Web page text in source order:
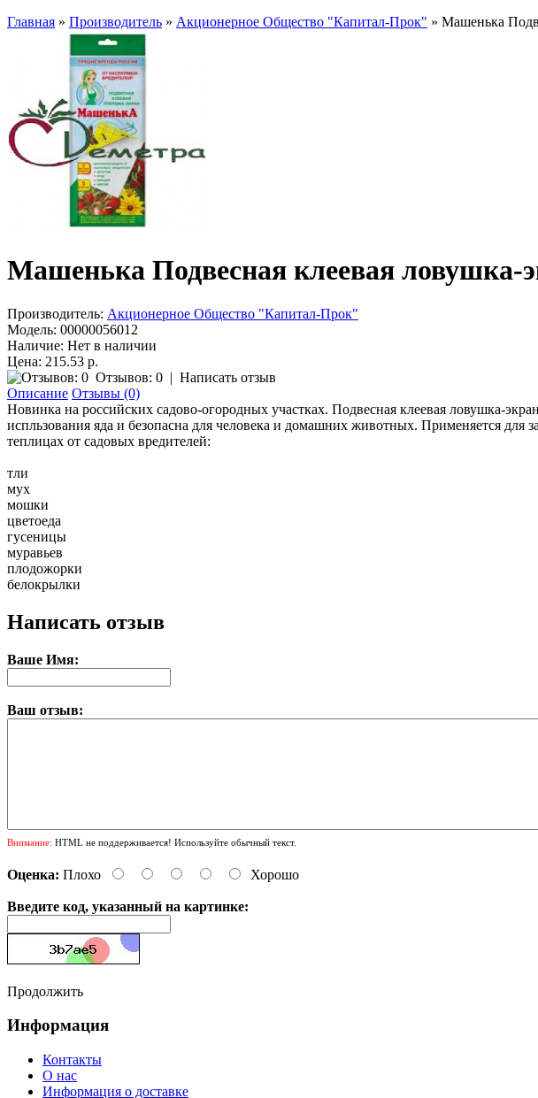
Главная » Производитель » Акционерное Общество "Капитал-Прок" » Машенька
Машенька Подвесная клеевая ловушка-
Производитель: Акционерное Общество "Капитал-Прок"
Модель: 00000056012
Наличие: Нет в наличии
Цена: 215.53 р.
Отзывов: 0 | Написать отзыв
Описание Отзывы (0)
Новинка на российских садово-огородных участках. Подвесная клеевая ловушка-
испльзования яда и безопасна для человека и домашних животных. Применяется
теплицах от садовых вредителей:
тли
мух
мошки
цветоеда
гусеницы
муравьев
плодожорки
белокрылки
Написать отзыв
Ваше Имя:
Ваш отзыв:
Внимание: HTML не поддерживается! Используйте обычный текст.
Оценка: Плохо Хорошо
Введите код, указанный на картинке:
Продолжить
Информация
Контакты
О нас
Информация о доставке